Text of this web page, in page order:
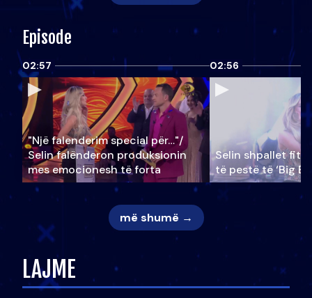
Episode
02:57
"Një falenderim special për…"/
Selin falënderon produksionin
mes emocionesh të forta
02:56
Selin shpallet
të pestë të ‘Big
më shumë →
LAJME